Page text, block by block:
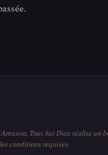
Tout Sur Dieu réalise un
conditions requises.